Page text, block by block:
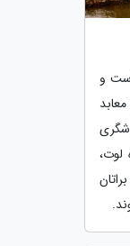
و
لوت،